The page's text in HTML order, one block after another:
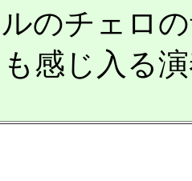
のチェロ
感じ入る